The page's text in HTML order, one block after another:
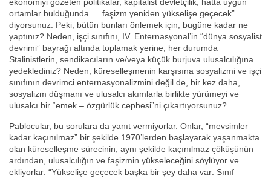
ekonomiyi gözeten politikalar, kapitalist devletçilik, hatta uygun
ortamlar bulduğunda … faşizm yeniden yükselişe geçecek”
diyorsunuz. Peki, bütün bunları önlemek için, bugüne kadar ne
yaptınız? Neden, işçi sınıfını, IV. Enternasyonal’in “dünya sosyalist
devrimi” bayrağı altında toplamak yerine, her durumda
Stalinistlerin, sendikacıların ve/veya küçük burjuva ulusalcılığına
yedeklediniz? Neden, küreselleşmenin karşısına sosyalizmi ve işçi
sınıfının devrimci enternasyonalizmini değil de, bir kez daha,
sosyalizm düşmanı ve ulusalcı akımlarla birlikte yürümeyi ve
ulusalcı bir “emek – özgürlük cephesi”ni çıkartıyorsunuz?
Pablocular, bu sorulara da yanıt vermiyorlar. Onlar, “mevsimler
kadar kaçınılmaz” bir şekilde 1970’lerden başlayarak yaşanmakta
olan küreselleşme sürecinin, aynı şekilde kaçınılmaz çöküşünün
ardından, ulusalcılığın ve faşizmin yükseleceğini söylüyor ve
ekliyorlar: “Yükselişe geçecek başka bir şey daha var: Sınıf